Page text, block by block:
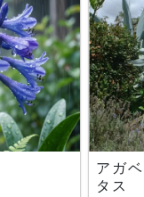
アガ
タス